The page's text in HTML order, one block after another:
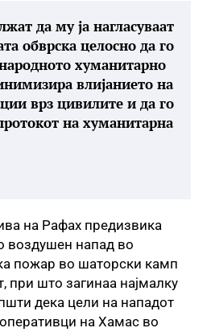
да му ја нагласуваат
обврска целосно да го
хуманитарно
влијанието на
врз цивилите и да го
на хуманитарна
на Рафах предизвика
воздушен напад во
пожар во шаторски камп
при што загинаа најмалку
дека цели на нападот
на Хамас во